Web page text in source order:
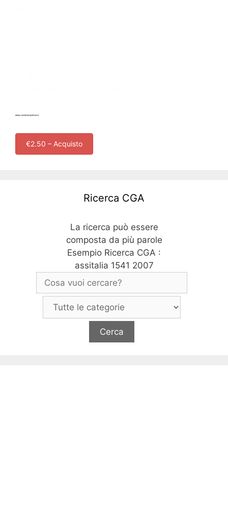
€2.50 – Acquisto
Ricerca CGA
La ricerca può essere
composta da più parole
Esempio Ricerca CGA :
assitalia 1541 2007